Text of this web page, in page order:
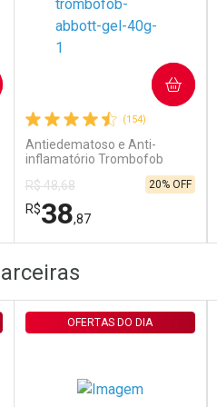
FECHAR
FECHAR
(154)
Antiedematoso e Anti-
inflamatório Trombofob
R$ 48,68
R$38,87
20% OFF
COMPRAR
Por Menos
OFERTAS DO DIA